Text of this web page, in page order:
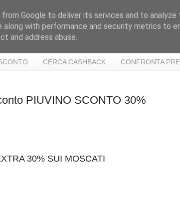
CERCA CASHBACK CONFRONTA
PIUVINO SCONTO 30%
30% SUI MOSCATI
Google to deliver its services and to analyze
along with performance and security metrics to
and address abuse.